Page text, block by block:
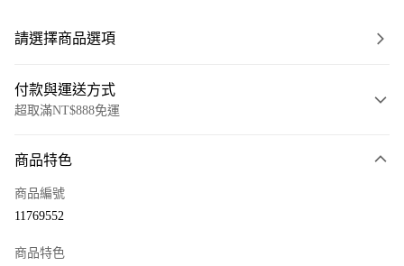
請選擇商品選項
付款與運送方式
超取滿NT$888免運
信用卡一次付款
商品特色
商品編號
11769552
商品特色